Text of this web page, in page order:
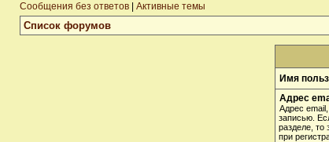
Сообщения без ответов Активные темы
Список форумов
Имя
Адрес
Адрес
записью.
разделе, то
при